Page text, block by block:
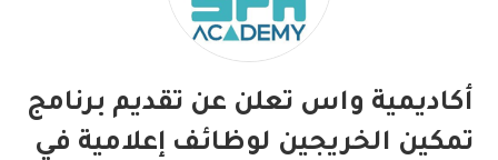
أكاديمية واس تعلن عن تقديم برنامج
تمكين الخريجين لوظائف إعلامية في